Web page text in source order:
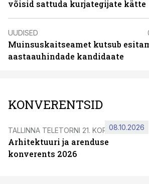
võisid sattuda kurjategijate kätte
UUDISED
Muinsuskaitseamet kutsub
aastaauhindade kandidaate
KONVERENTSID
TALLINNA TELETORNI 21. KORRUSEL
Arhitektuuri ja arenduse
konverents 2026
08.10.2026